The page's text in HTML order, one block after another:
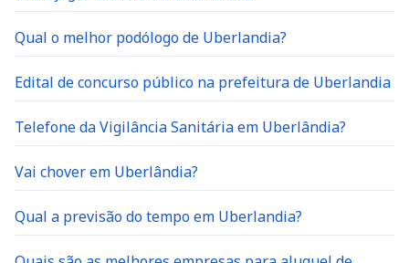
Qual o melhor podólogo de Uberlandia?
Edital de concurso público na prefeitura de Uberlandia
Telefone da Vigilância Sanitária em Uberlândia?
Vai chover em Uberlândia?
Qual a previsão do tempo em Uberlandia?
Quais são as melhores empresas para aluguel de